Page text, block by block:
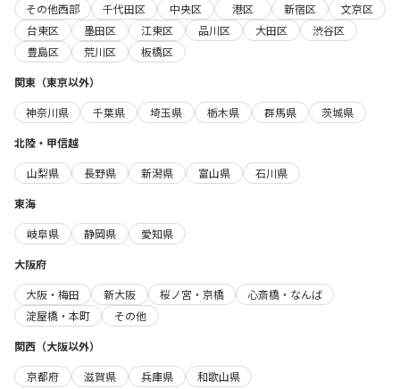
その他西部
千代田区 中央区 港区 新宿区
文京区
台東区
墨田区 江東区 品川区 大田区
渋谷区
豊島区
荒川区
板橋区
関東（東京以外）
神奈川県
千葉県 埼玉県 栃木県 群馬県
茨城県
北陸・甲信越
山梨県
長野県 新潟県 富山県
石川県
東海
岐阜県
静岡県
愛知県
大阪府
大阪・梅田
新大阪 桜ノ宮・京橋
心斎橋・なんば
淀屋橋・本町
その他
関西（大阪以外）
京都府
滋賀県 兵庫県
和歌山県